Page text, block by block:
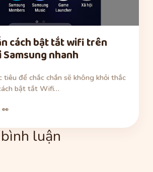
cách bật tắt wifi trên
nhanh
tiêu để chắc chắn sẽ không khỏi thắc
bật tắt Wifi…
👀
luận